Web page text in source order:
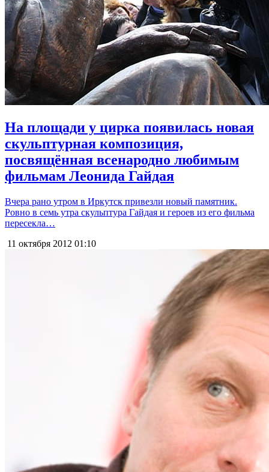
На площади у цирка появилась новая
скульптурная композиция,
посвящённая всенародно любимым
фильмам Леонида Гайдая
Вчера рано утром в Иркутск привезли новый памятник.
Ровно в семь утра скульптура Гайдая и героев из его фильма
пересекла…
11 октября 2012 01:10